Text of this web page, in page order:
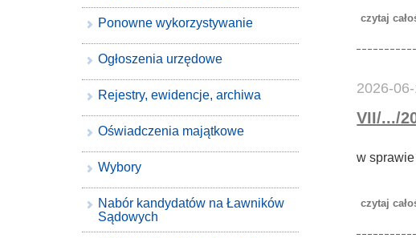
2026-
VII/.../
w
Ponowne wykorzystywanie
Ogłoszenia urzędowe
Rejestry, ewidencje, archiwa
Oświadczenia majątkowe
Wybory
Nabór kandydatów na Ławników
Sądowych